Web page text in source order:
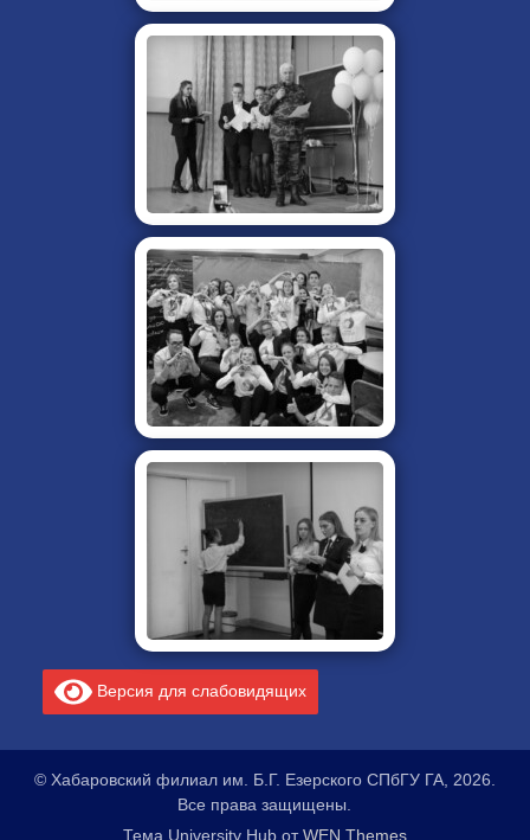
Версия для слабовидящих
© Хабаровский филиал им. Б.Г. Езерского СПбГУ ГА, 2026.
Все права защищены.
Тема University Hub отWEN Themes